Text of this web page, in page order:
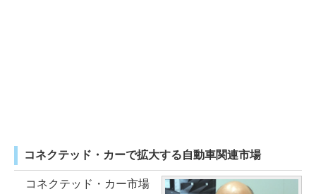
コネクテッド・カーで拡大する自動車関連市場
コネクテッド・カー市場